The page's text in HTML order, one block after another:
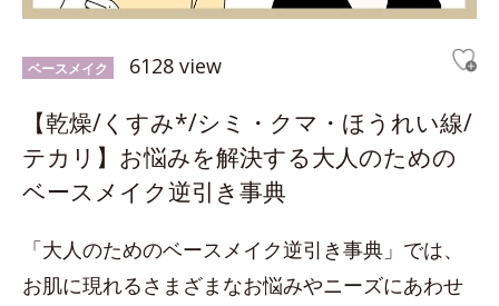
ベースメイク 6128 view
【乾燥/くすみ*/シミ・クマ・ほうれい線/
テカリ】お悩みを解決する大人のための
ベースメイク逆引き事典
「大人のためのベースメイク逆引き事典」では、
お肌に現れるさまざまなお悩みやニーズにあわせ